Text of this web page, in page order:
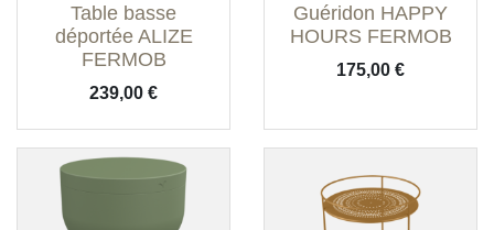
Table basse
déportée ALIZE
FERMOB
Prix
239,00 €
Guéridon HAPPY
HOURS FERMOB
Prix
175,00 €